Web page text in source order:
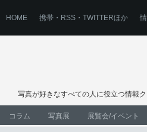
HOME 携帯・RSS・TWITTERほか
写真が好きなすべての人に役立つ情報
コラム 写真展 展覧会/イベント